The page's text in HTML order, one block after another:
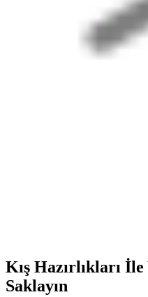
Kış Hazırlıkları
Saklayın